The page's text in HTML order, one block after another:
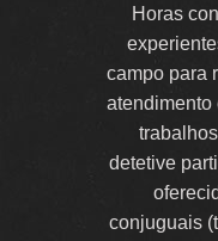
Horas
campo para
atendimento
detetive
conjuguais